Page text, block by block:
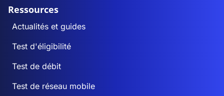
Ressources
Actualités et guides
Test d'éligibilité
Test de débit
Test de réseau mobile